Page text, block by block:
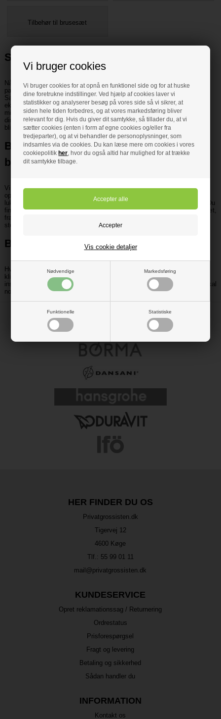
Vi bruger cookies
Vi bruger cookies for at opnå en funktionel side og for at huske
dine foretrukne indstillinger. Ved hjælp af cookies laver vi
statistikker og analyserer besøg på vores side så vi sikrer, at
siden hele tiden forbedres, og at vores markedsføring bliver
relevant for dig. Hvis du giver dit samtykke, så tillader du, at vi
sætter cookies (enten i form af egne cookies og/eller fra
tredjeparter), og at vi behandler de personoplysninger, som
indsamles via de cookies. Du kan læse mere om cookies i vores
cookiepolitikher , hvor du også altid har mulighed for at trække
dit samtykke tilbage.
Nødvendige Markedsføring
Funktionelle Statistiske
Vis cookie detaljer
Tilbehør til brusesæt
Skift stil med dit nye brusesæt
Når du skal vælge et nyt brusesæt, så er det naturligvis vigtigt, at det
passer godt til det look og design, der kendetegner din brusekabine.
Samtidig har du også muligheden for at skabe en ny stil, hvis du
eksempelvis vælger et brusesæt i krom fra Vola. Et moderne og
minimalistisk brusesæt kan hurtigt blive det mest definerende træk ved
din brusekabine, og så er det ikke sikkert, at selve kabinen eller fliserne
bliver bemærket så meget mere.
Budget eller luksus når du vælger
brusesæt?
Vi har dig dækket uanset om du går efter et billigt brusesæt, der skal
opdatere husets brusekabine, eller om du leder efter et smukt og
luksuriøst brusesæt til din omfattende modernisering af badeværelset. Du
finder også en række forskellige former for funktionalitet i vores brusesæt,
fra traditionelle og enkle modeller, til modeller med flere brusevinkler og
stort brusehoved.
Bestil et brusesæt hjem her
Hvis du ved, hvad du leder efter, så kan du hurtigt finde det frem, ved at
klikke igennem mærker og modeller her på siden. Har du brug for
inspiration, så tag dig tiden til at kigge alle mulighederne igennem. Du skal
nok finde et komplet brusesæt til netop din brusekabine.
HER FINDER DU OS
Privatgrossisten.dk
Tigervej 12
4600 Køge
Tlf.: 55 99 01 11
mail@privatgrossisten.dk
KUNDESERVICE
Opret reklamationssag / Returnering
Ordrestatus
Prisforespørgsel
Fragt og levering
Betaling og sikkerhed
Sådan handler du
INFORMATION
Kontakt os